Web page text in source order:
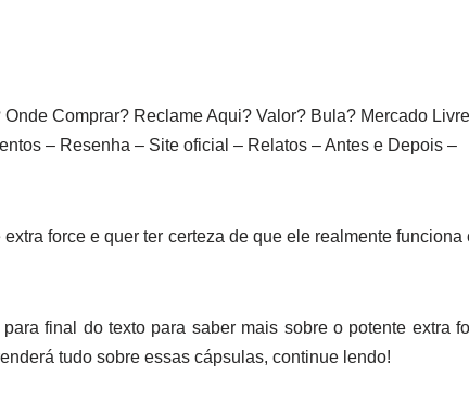
Comprar? Reclame Aqui? Valor? Bula? Mercado
– Resenha – Site oficial – Relatos – Antes e Depois –
force e quer ter certeza de que ele realmente funciona
final do texto para saber mais sobre o potente extra
tudo sobre essas cápsulas, continue lendo!